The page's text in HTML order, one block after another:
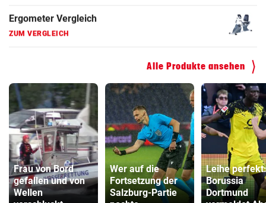
Hoverboard Vergleich
ZUM VERGLEICH
Alle Produkte ansehen
Frau von Bord
gefallen und von
Wellen
Wer auf die
Fortsetzung der
Salzburg-Partie
Leihe perfekt:
Borussia
Dortmund